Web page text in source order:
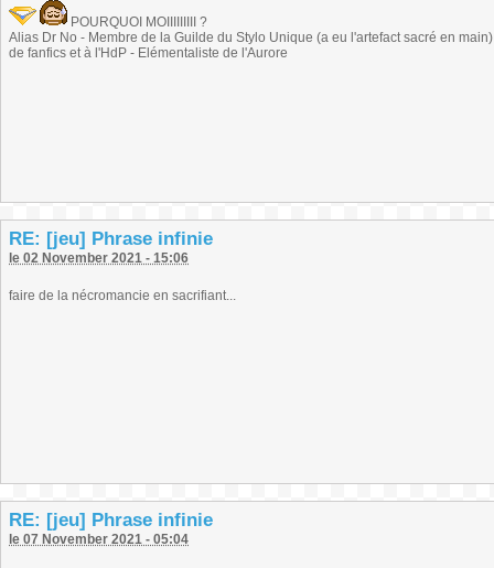
POURQUOI MOIIIIIIIII ?
Alias Dr No - Membre de la Guilde du Stylo Unique (a eu l'artefact sacré en
de fanfics et à l'HdP - Elémentaliste de l'Aurore
RE: [jeu] Phrase infinie
le 02 November 2021 - 15:06
faire de la nécromancie en sacrifiant...
RE: [jeu] Phrase infinie
le 07 November 2021 - 05:04